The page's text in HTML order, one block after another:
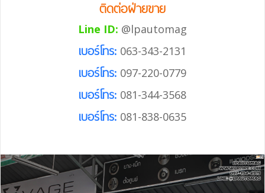
ติดต่อฝ่ายขาย
Line ID: @lpautomag
เบอร์โทร: 063-343-2131
เบอร์โทร: 097-220-0779
เบอร์โทร: 081-344-3568
เบอร์โทร: 081-838-0635